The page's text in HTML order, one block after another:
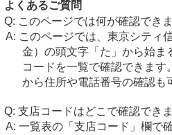
よくあるご質問
このページでは何が確認でき
このページでは、東京シティ
金）の頭文字「た」から始ま
コードを一覧で確認できます
から住所や電話番号の確認も
支店コードはどこで確認でき
一覧表の「支店コード」欄で